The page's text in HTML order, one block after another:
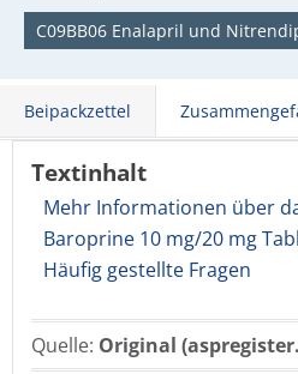
C09BB06 Enalapril und
Beipackzettel
Textinhalt
Mehr Informationen über
Baroprine 10 mg/20 mg
Häufig gestellte Fragen
Quelle: Original